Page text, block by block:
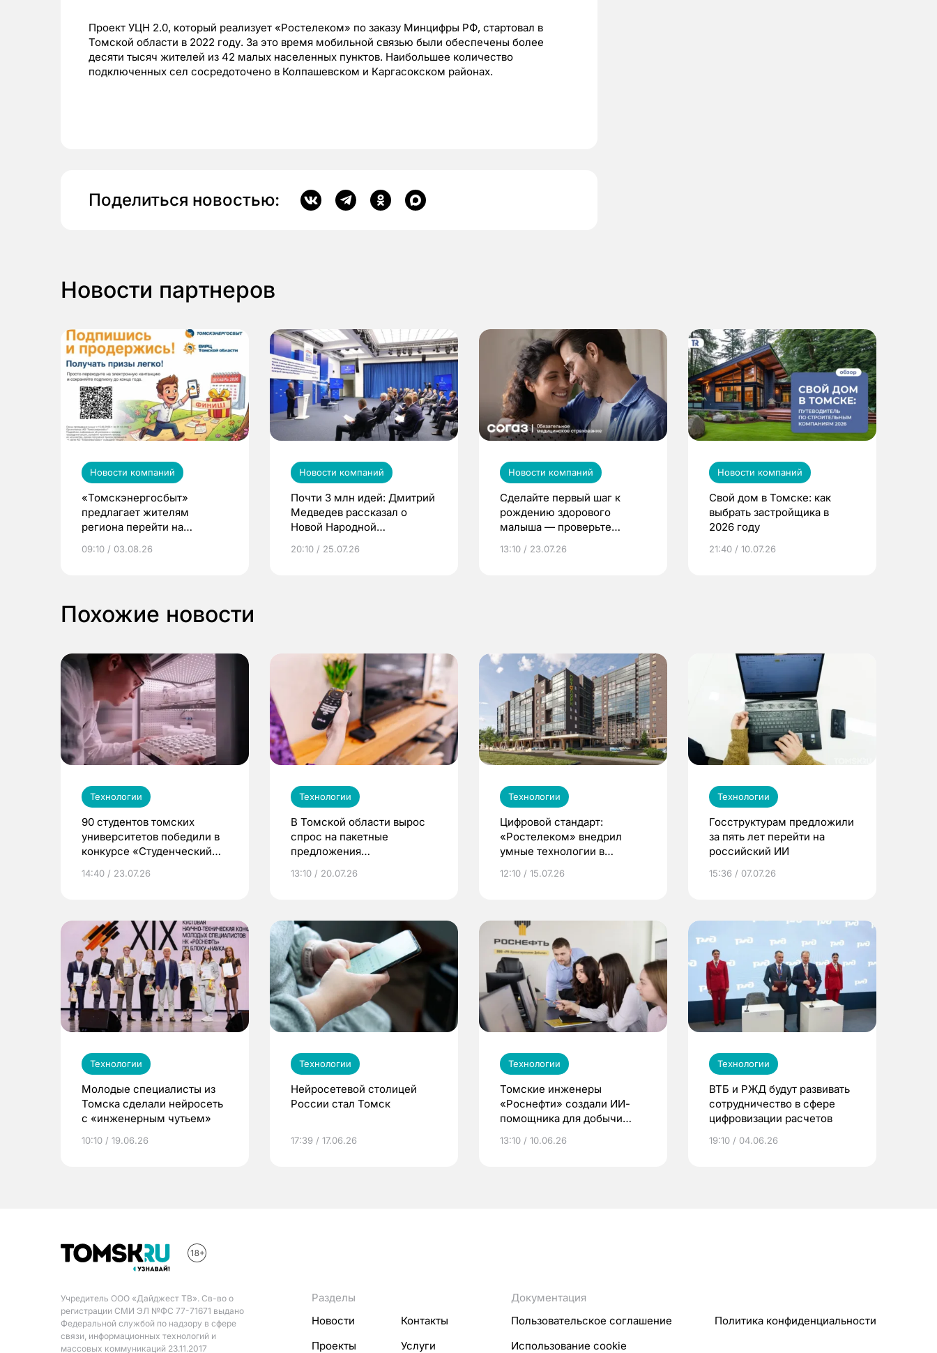
Проект УЦН 2.0, который реализует «Ростелеком» по заказу Минцифры РФ, стартовал в
Томской области в 2022 году. За это время мобильной связью были обеспечены более
десяти тысяч жителей из 42 малых населенных пунктов. Наибольшее количество
подключенных сел сосредоточено в Колпашевском и Каргасокском районах.
Поделиться новостью:
Новости партнеров
Новости компаний
«Томскэнергосбыт»
предлагает жителям
региона перейти на
выиграть призы
09:10 / 03.08.26
Новости компаний
Почти 3 млн идей: Дмитрий
Медведев рассказал о
Новой Народной
20:10 / 25.07.26
Новости компаний
Сделайте первый шаг к
рождению здорового
малыша — проверьте
по ОМС!
13:10 / 23.07.26
Новости компаний
Свой дом в Томске: как
выбрать застройщика в
2026 году
21:40 / 10.07.26
Похожие новости
Технологии
90 студентов томских
университетов победили в
конкурсе «Студенческий
14:40 / 23.07.26
Технологии
В Томской области вырос
спрос на пакетные
предложения
13:10 / 20.07.26
Технологии
Цифровой стандарт:
«Ростелеком» внедрил
умные технологии в
12:10 / 15.07.26
Технологии
Госструктурам предложили
за пять лет перейти на
российский ИИ
15:36 / 07.07.26
Технологии
Молодые специалисты из
Томска сделали нейросеть
с «инженерным чутьем»
10:10 / 19.06.26
Технологии
Нейросетевой столицей
России стал Томск
17:39 / 17.06.26
Технологии
Томские инженеры
«Роснефти» создали ИИ-
помощника для добычи
13:10 / 10.06.26
Технологии
ВТБ и РЖД будут развивать
сотрудничество в сфере
цифровизации расчетов
19:10 / 04.06.26
Учредитель ООО «Дайджест ТВ». Св-во о
регистрации СМИ ЭЛ №ФС 77-71671 выдано
Федеральной службой по надзору в сфере
связи, информационных технологий и
массовых коммуникаций 23.11.2017
Разделы
Новости
Контакты
Проекты
Услуги
Документация
Пользовательское соглашение
Политика конфиденциальности
Использование cookie